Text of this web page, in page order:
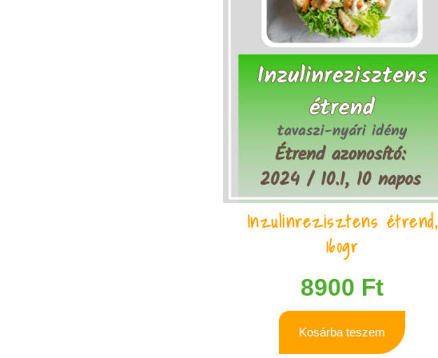
Inzulinrezisztens étrend,
160gr
8900 Ft
Kosárba teszem